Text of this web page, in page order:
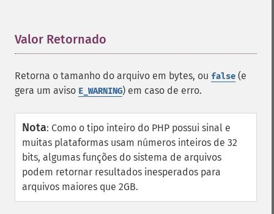
Valor Retornado
Retorna o tamanho do arquivo em bytes, ou false (e
gera um aviso E_WARNING) em caso de erro.
Nota: Como o tipo inteiro do PHP possui sinal e
muitas plataformas usam números inteiros de 32
bits, algumas funções do sistema de arquivos
podem retornar resultados inesperados para
arquivos maiores que 2GB.